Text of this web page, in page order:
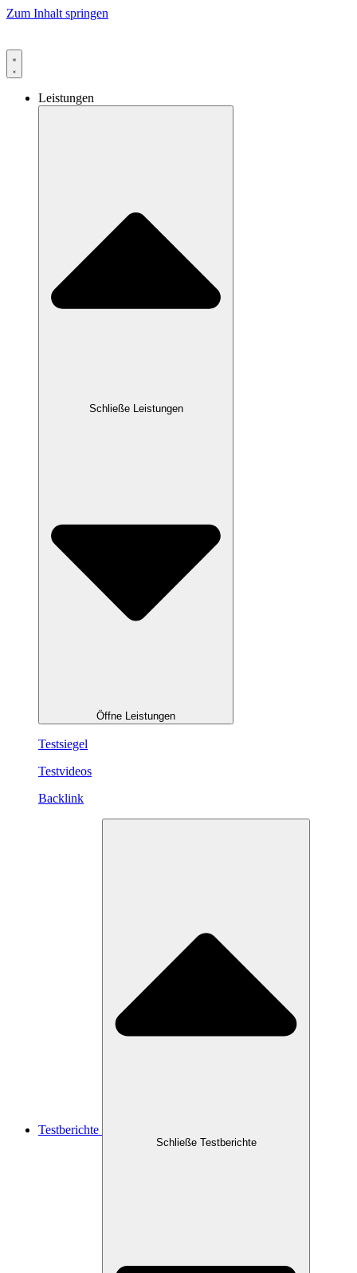
Zum Inhalt springen
Leistungen
Schließe Leistungen
Öffne Leistungen
Testsiegel
Testvideos
Backlink
Testberichte
Schließe Testberichte